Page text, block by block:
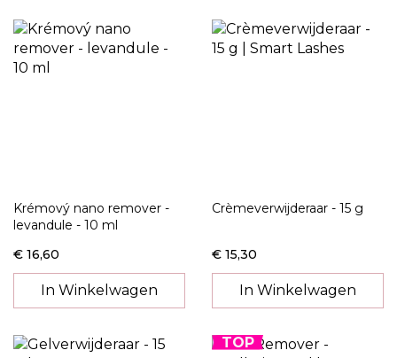
sorteren
Krémový nano remover -
levandule - 10 ml
€ 16,60
In Winkelwagen
Crèmeverwijderaar - 15 g
€ 15,30
In Winkelwagen
TOP